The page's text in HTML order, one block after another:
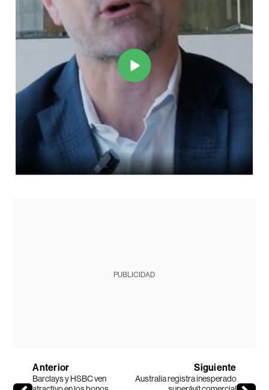
PUBLICIDAD
Anterior
Barclays y HSBC ven
Siguiente
Australia registra inesperado